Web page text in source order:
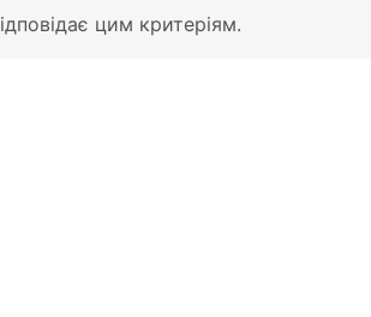
цим критеріям.